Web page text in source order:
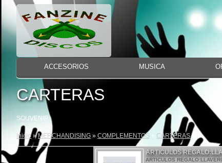
ACCESORIOS MUSICA
CARTERAS
SOUVENIR
Inicio»MERCHANDISING » COMPLEMENTOS » CARTERAS
ARTICULOS
ARTICULOS